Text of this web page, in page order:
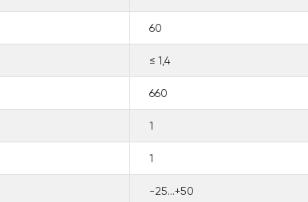
60
≤ 1,4
660
1
1
-25...+50